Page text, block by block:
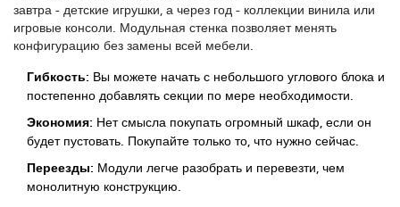
завтра - детские игрушки, а через год - коллекции винила или
игровые консоли. Модульная стенка позволяет менять
конфигурацию без замены всей мебели.
Гибкость: Вы можете начать с небольшого углового блока и
постепенно добавлять секции по мере необходимости.
Экономия: Нет смысла покупать огромный шкаф, если он
будет пустовать. Покупайте только то, что нужно сейчас.
Переезды: Модули легче разобрать и перевезти, чем
монолитную конструкцию.